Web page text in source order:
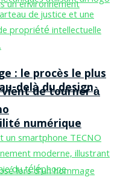
delà du design,
numérique
: le procès le plus
vient de tourner à